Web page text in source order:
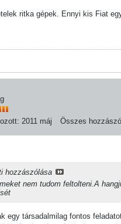
ritka gépek. Ennyi kis Fiat
2011 máj Összes
hozzászólása
nem tudom feltolteni.A
egy társadalmilag fontos